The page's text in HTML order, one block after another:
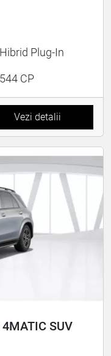
Hibrid Plug-In
544 CP
Vezi detalii
SUV